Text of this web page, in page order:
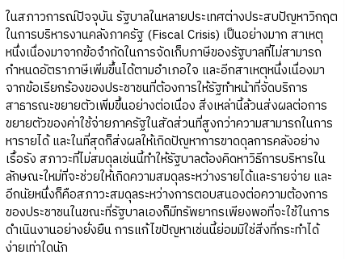
ในสภาวการณ์ปัจจุบัน รัฐบาลในหลายประเทศต่างประสบปัญหาวิกฤต
ในการบริหารงานคลังภาครัฐ (Fiscal Crisis) เป็นอย่างมาก สาเหตุ
หนึ่งเนื่องมาจากข้อจำกัดในการจัดเก็บภาษีของรัฐบาลที่ไม่สามารถ
กำหนดอัตราภาษีเพิ่มขึ้นได้ตามอำเภอใจ และอีกสาเหตุหนึ่งเนื่องมา
จากข้อเรียกร้องของประชาชนที่ต้องการให้รัฐทำหน้าที่จัดบริการ
สาธารณะขยายตัวเพิ่มขึ้นอย่างต่อเนื่อง สิ่งเหล่านี้ล้วนส่งผลต่อการ
ขยายตัวของค่าใช้จ่ายภาครัฐในสัดส่วนที่สูงกว่าความสามารถในการ
หารายได้ และในที่สุดก็ส่งผลให้เกิดปัญหาการขาดดุลการคลังอย่าง
เรื้อรัง สภาวะที่ไม่สมดุลเช่นนี้ทำให้รัฐบาลต้องคิดหาวิธีการบริหารใน
ลักษณะใหม่ที่จะช่วยให้เกิดความสมดุลระหว่างรายได้และรายจ่าย และ
อีกนัยหนึ่งก็คือสภาวะสมดุลระหว่างการตอบสนองต่อความต้องการ
ของประชาชนในขณะที่รัฐบาลเองก็มีทรัพยากรเพียงพอที่จะใช้ในการ
ดำเนินงานอย่างยั่งยืน การแก้ไขปัญหาเช่นนี้ย่อมมิใช่สิ่งที่กระทำได้
ง่ายเท่าใดนัก